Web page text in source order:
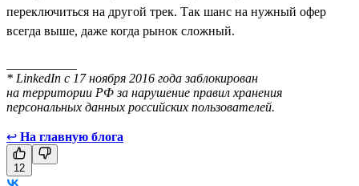
переключиться на другой трек. Так шанс на нужный офер
всегда выше, даже когда рынок сложный.
* LinkedIn с 17 ноября 2016 года заблокирован
на территории РФ за нарушение правил хранения
персональных данных российских пользователей.
↩ На главную блога
12